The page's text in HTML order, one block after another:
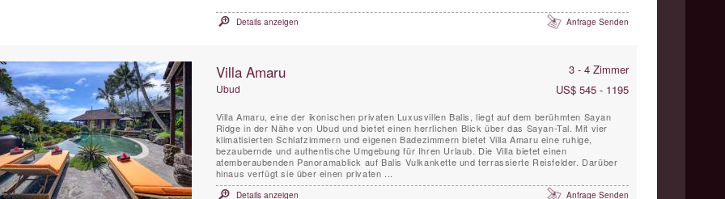
Details anzeigen Anfrage Senden
Villa Amaru 3 - 4 Zimmer
Ubud US$ 545 - 1195
Villa Amaru, eine der ikonischen privaten Luxusvillen Balis, liegt auf dem berühmten Sayan
Ridge in der Nähe von Ubud und bietet einen herrlichen Blick über das Sayan-Tal. Mit vier
klimatisierten Schlafzimmern und eigenen Badezimmern bietet Villa Amaru eine ruhige,
bezaubernde und authentische Umgebung für Ihren Urlaub. Die Villa bietet einen
atemberaubenden Panoramablick auf Balis Vulkankette und terrassierte Reisfelder. Darüber
hinaus verfügt sie über einen privaten ...
Details anzeigen Anfrage Senden